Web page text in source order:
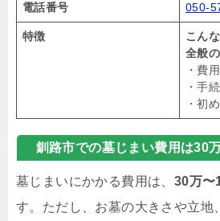
電話番号 050-
特徴
こん
全般
・費
・手
・初
釧路市での墓じまい費用は30
墓じまいにかかる費用は、 30万〜
す。ただし、お墓の大きさや立地